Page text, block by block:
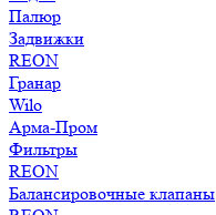
Палюр
Задвижки
REON
Гранар
Wilo
Арма-Пром
Фильтры
REON
Балансировочные клапаны